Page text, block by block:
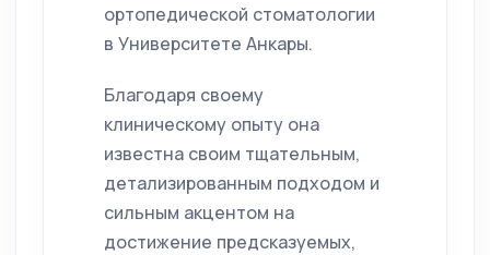
ортопедической стоматологии
в Университете Анкары.
Благодаря своему
клиническому опыту она
известна своим тщательным,
детализированным подходом и
сильным акцентом на
достижение предсказуемых,